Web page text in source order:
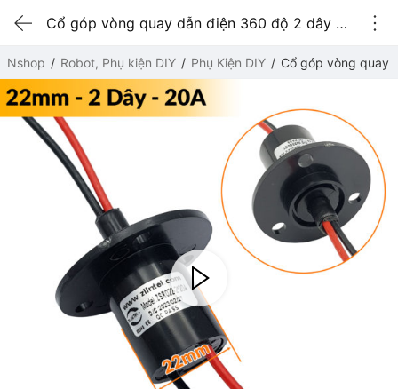
Cổ góp vòng quay dẫn điện 360 độ 2 dây 22mm - 20A
Nshop Robot, Phụ kiện DIY Phụ Kiện DIY Cổ góp vòng quay